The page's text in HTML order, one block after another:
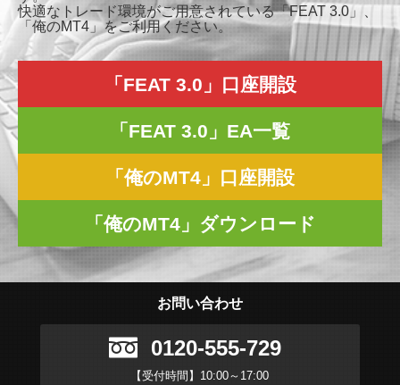
快適なトレード環境がご用意されている「FEAT 3.0」、
「俺のMT4」をご利用ください。
「FEAT 3.0」口座開設
「FEAT 3.0」EA一覧
「俺のMT4」口座開設
「俺のMT4」ダウンロード
お問い合わせ
0120-555-729
【受付時間】10:00～17:00